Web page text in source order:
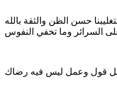
حسن الظن والثقة بالله